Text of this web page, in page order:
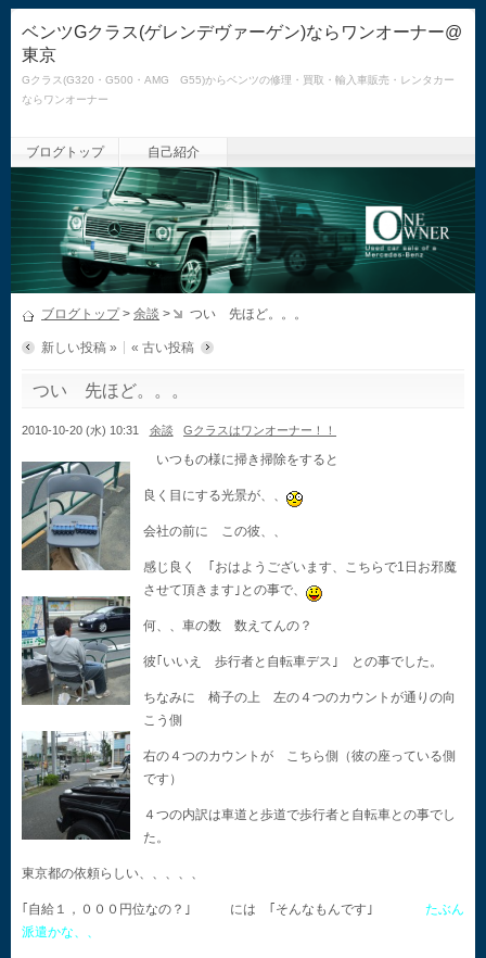
ベンツGクラス(ゲレンデヴァーゲン)ならワンオーナー@
東京
Gクラス(G320・G500・AMG G55)からベンツの修理・買取・輸入車販売・レンタカー
ならワンオーナー
ブログトップ 自己紹介
ブログトップ> 余談 > つい 先ほど。。。
新しい投稿 » « 古い投稿
つい 先ほど。。。
2010-10-20 (水) 10:31 余談 Gクラスはワンオーナー！！
いつもの様に掃き掃除をすると
良く目にする光景が、、
会社の前に この彼、、
感じ良く ｢おはようございます、こちらで1日お邪魔
させて頂きます｣との事で、
何、、車の数 数えてんの？
彼｢いいえ 歩行者と自転車デス｣ との事でした。
ちなみに 椅子の上 左の４つのカウントが通りの向
こう側
右の４つのカウントが こちら側（彼の座っている側
です）
４つの内訳は車道と歩道で歩行者と自転車との事でし
た。
東京都の依頼らしい、、、、、
｢自給１，０００円位なの？｣ には ｢そんなもんです｣ たぶん
派遣かな、、